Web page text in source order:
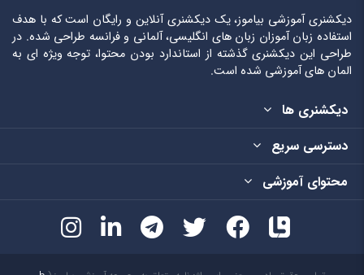
دیکشنری آموزشی بیاموز، یک دیکشنری آنلاین و رایگان است که با هدف
استفاده زبان آموزان زبان های انگلیسی، آلمانی و فرانسه طراحی شده. در
طراحی این دیکشنری گذشته از استاندارد بودن محتوا، توجه ویژه ای به
المان های آموزشی شده است.
دیکشنری ها
دسترسی سریع
محتوای آموزشی